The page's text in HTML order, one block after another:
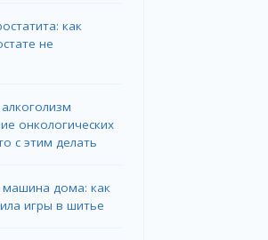
как
не
онкологических
с этим делать
дома: как
игры в шитье